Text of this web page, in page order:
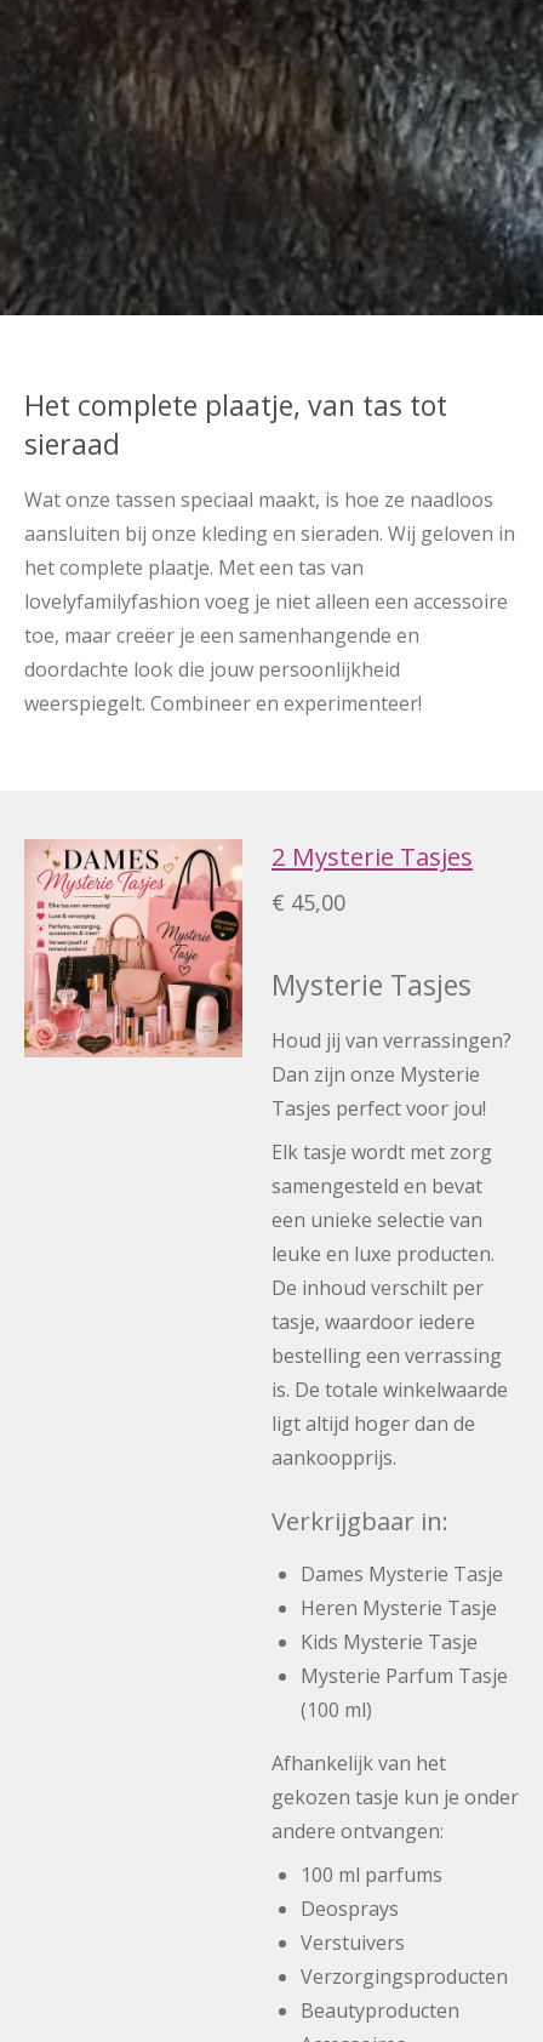
Het complete plaatje, van tas tot
sieraad
Wat onze tassen speciaal maakt, is hoe ze naadloos
aansluiten bij onze kleding en sieraden. Wij geloven in
het complete plaatje. Met een tas van
lovelyfamilyfashion voeg je niet alleen een accessoire
toe, maar creëer je een samenhangende en
doordachte look die jouw persoonlijkheid
weerspiegelt. Combineer en experimenteer!
2 Mysterie Tasjes
€ 45,00
Mysterie Tasjes
Houd jij van verrassingen?
Dan zijn onze Mysterie
Tasjes perfect voor jou!
Elk tasje wordt met zorg
samengesteld en bevat
een unieke selectie van
leuke en luxe producten.
De inhoud verschilt per
tasje, waardoor iedere
bestelling een verrassing
is. De totale winkelwaarde
ligt altijd hoger dan de
aankoopprijs.
Verkrijgbaar in:
Dames Mysterie Tasje
Heren Mysterie Tasje
Kids Mysterie Tasje
Mysterie Parfum Tasje
(100 ml)
Afhankelijk van het
gekozen tasje kun je onder
andere ontvangen:
100 ml parfums
Deosprays
Verstuivers
Verzorgingsproducten
Beautyproducten